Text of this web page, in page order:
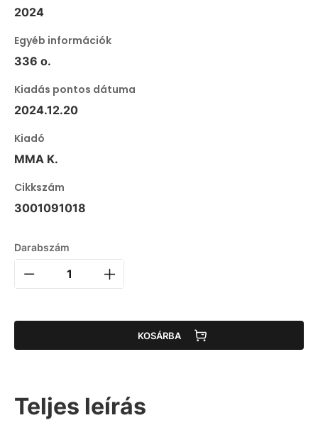
2024
Egyéb információk
336 o.
Kiadás pontos dátuma
2024.12.20
Kiadó
MMA K.
Cikkszám
3001091018
Darabszám
KOSÁRBA
Teljes leírás